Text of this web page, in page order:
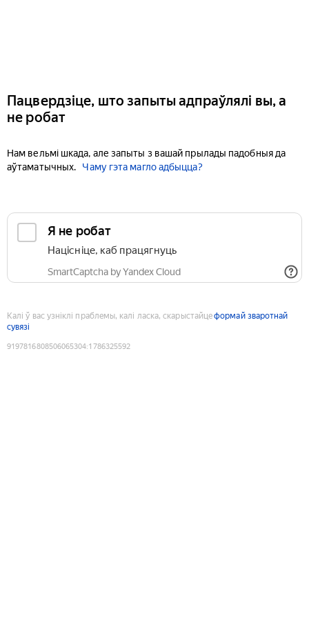
Пацвердзіце, што запыты адпраўлялі вы, а
не робат
Нам вельмі шкада, але запыты з вашай прылады падобныя да
аўтаматычных.
Чаму гэта магло адбыцца?
Я не робат
Націсніце, каб працягнуць
SmartCaptcha by Yandex Cloud
Калі ў вас узніклі праблемы, калі ласка, скарыстайцеформай зваротнай
сувязі
9197816808506065304:1786325592